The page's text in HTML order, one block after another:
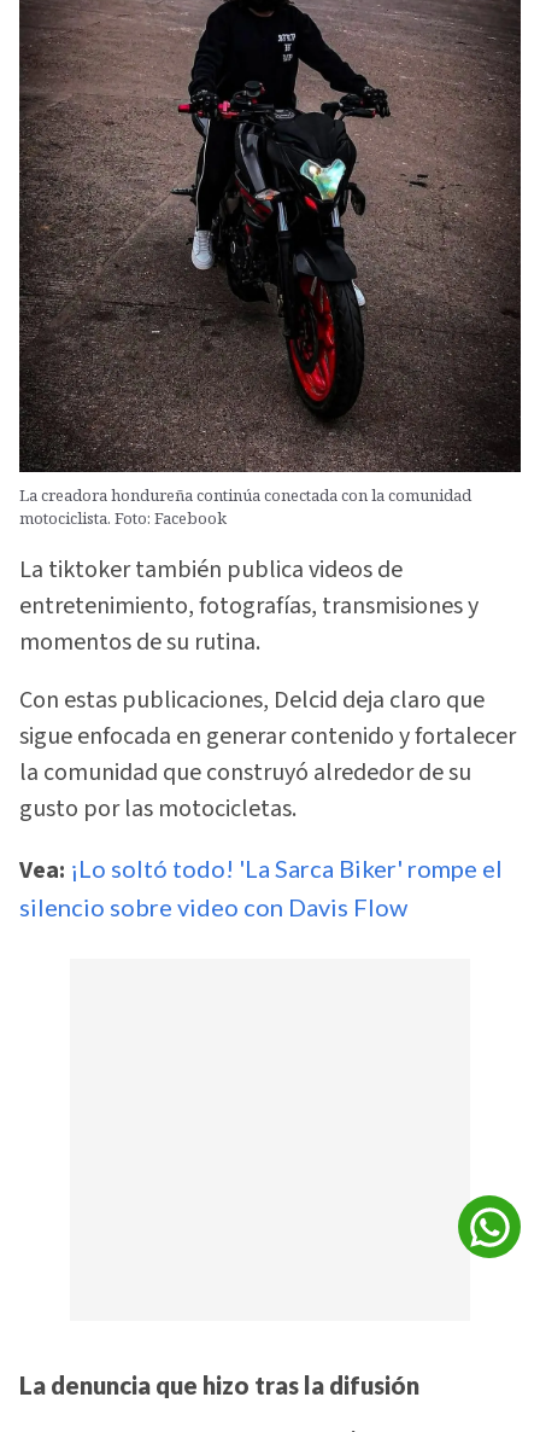
La creadora hondureña continúa conectada con la comunidad
motociclista. Foto: Facebook
La tiktoker también publica videos de
entretenimiento, fotografías, transmisiones y
momentos de su rutina.
Con estas publicaciones, Delcid deja claro que
sigue enfocada en generar contenido y fortalecer
la comunidad que construyó alrededor de su
gusto por las motocicletas.
Vea: ¡Lo soltó todo! 'La Sarca Biker' rompe el
silencio sobre video con Davis Flow
La denuncia que hizo tras la difusión